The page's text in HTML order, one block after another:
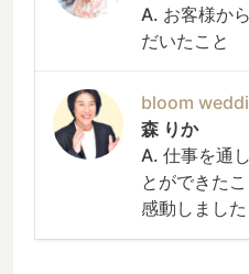
A. お客様か
だいたこと
bloom
森 りか
A. 仕事を通
とができた
感動しました